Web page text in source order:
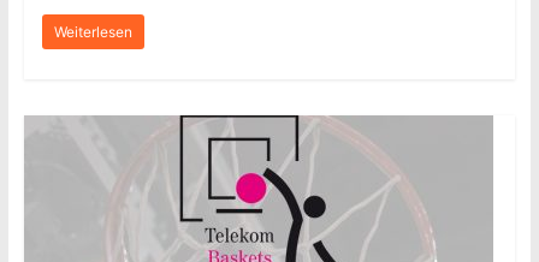
Weiterlesen